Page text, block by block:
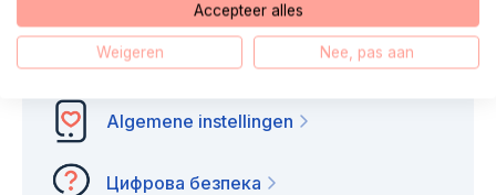
Digitale zelfhulp
Algemene instellingen
Цифрова безпека
Accepteer alles
Weigeren Nee, pas aan